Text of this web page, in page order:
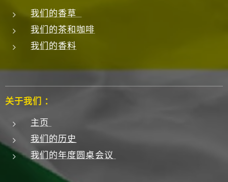
我们的香草
我们的茶和咖啡
我们的香料
关于我们 ：
主页
我们的历史
我们的年度圆桌会议